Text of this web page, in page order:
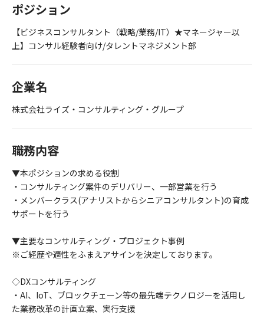
ポジション
【ビジネスコンサルタント（戦略/業務/IT）★マネージャー以
上】コンサル経験者向け/タレントマネジメント部
企業名
株式会社ライズ・コンサルティング・グループ
職務内容
▼本ポジションの求める役割
・コンサルティング案件のデリバリー、一部営業を行う
・メンバークラス(アナリストからシニアコンサルタント)の育成
サポートを行う
▼主要なコンサルティング・プロジェクト事例
※ご経歴や適性をふまえアサインを決定しております。
◇DXコンサルティング
・AI、IoT、ブロックチェーン等の最先端テクノロジーを活用し
た業務改革の計画立案、実行支援